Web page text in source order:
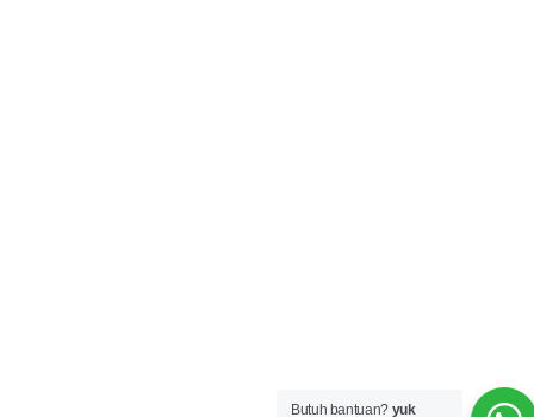
Butuh bantuan? yuk